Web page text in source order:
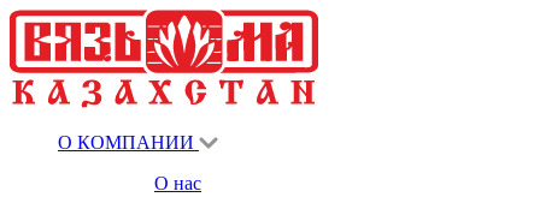
О КОМПАНИИ
О нас